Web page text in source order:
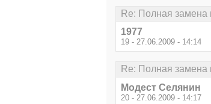
Re: Полная замена
1977
19 - 27.06.2009 - 14:14
Re: Полная замена
Модест Селянин
20 - 27.06.2009 - 14:17